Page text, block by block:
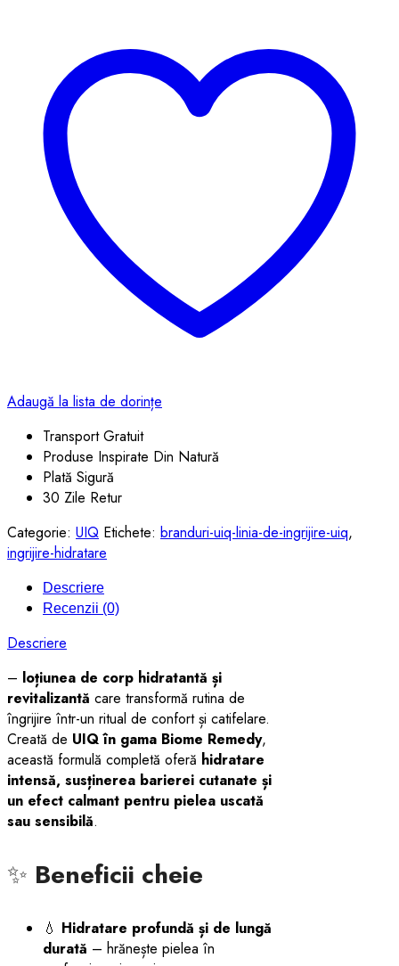
Adaugă la lista de dorințe
Transport Gratuit
Produse Inspirate Din Natură
Plată Sigură
30 Zile Retur
Categorie: UIQ Etichete: branduri-uiq-linia-de-ingrijire-uiq,
ingrijire-hidratare
Descriere
Recenzii (0)
Descriere
– loțiunea de corp hidratantă și
revitalizantă care transformă rutina de
îngrijire într-un ritual de confort și catifelare.
Creată de UIQ în gama Biome Remedy,
această formulă completă oferă hidratare
intensă, susținerea barierei cutanate și
un efect calmant pentru pielea uscată
sau sensibilă.
✨ Beneficii cheie
💧 Hidratare profundă și de lungă
durată – hrănește pielea în